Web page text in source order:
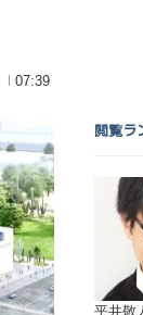
07:39
閲覧ラ
平井敬